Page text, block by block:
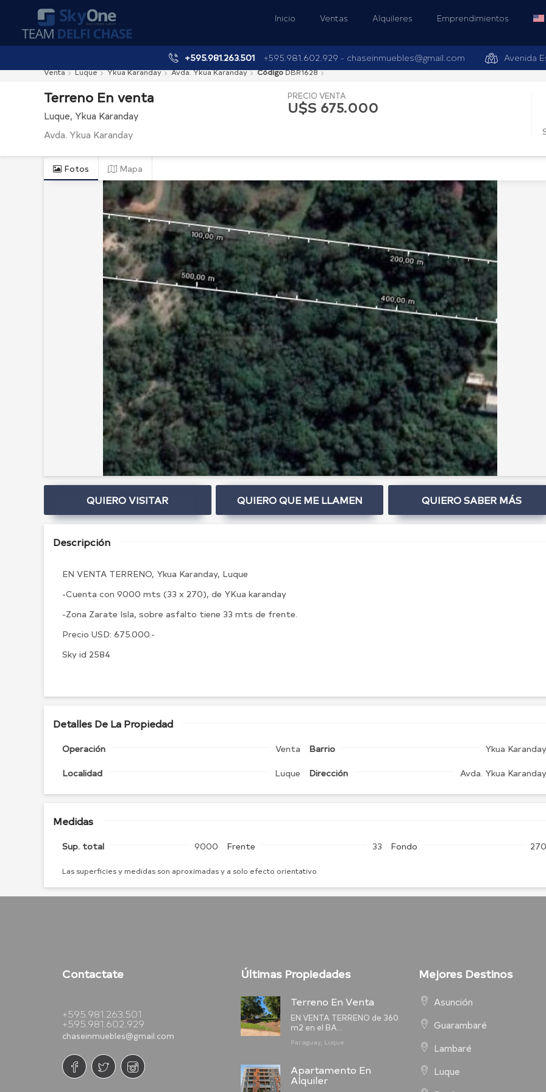
Inicio Ventas Alquileres Emprendimientos
+595.981.263.501 +595.981.602.929 - chaseinmuebles@gmail.com Avenida
Venta Luque Ykua Karanday Avda. Ykua Karanday CódigoDBR1628
Terreno En venta
Luque Ykua Karanday
Avda. Ykua Karanday
PRECIO VENTA
U$S 675.000
Fotos Mapa
QUIERO VISITAR QUIERO QUE ME LLAMEN QUIERO SABER MÁS
Descripción
EN VENTA TERRENO, Ykua Karanday, Luque
-Cuenta con 9000 mts (33 x 270), de YKua karanday
-Zona Zarate Isla, sobre asfalto tiene 33 mts de frente.
Precio USD: 675.000.-
Sky id 2584
Detalles De La Propiedad
Operación Venta
Localidad Luque
Barrio Ykua Karanday
Dirección Avda. Ykua Karanday
Medidas
Sup. total 9000 Frente 33 Fondo 270
Las superficies y medidas son aproximadas y a solo efecto orientativo.
Contactate
+595.981.263.501
+595.981.602.929
chaseinmuebles@gmail.com
Últimas Propiedades
Terreno En Venta
EN VENTA TERRENO de 360
m2 en el BA...
Paraguay, Luque
Apartamento En
Alquiler
Mejores Destinos
Asunción
Guarambaré
Lambaré
Luque